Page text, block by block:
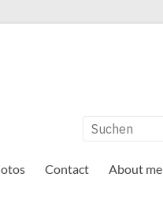
Contact About me